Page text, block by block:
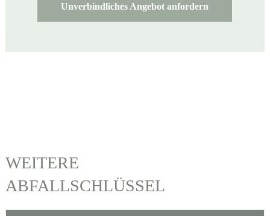
Unverbindliches Angebot anfordern
WEITERE
ABFALLSCHLÜSSEL